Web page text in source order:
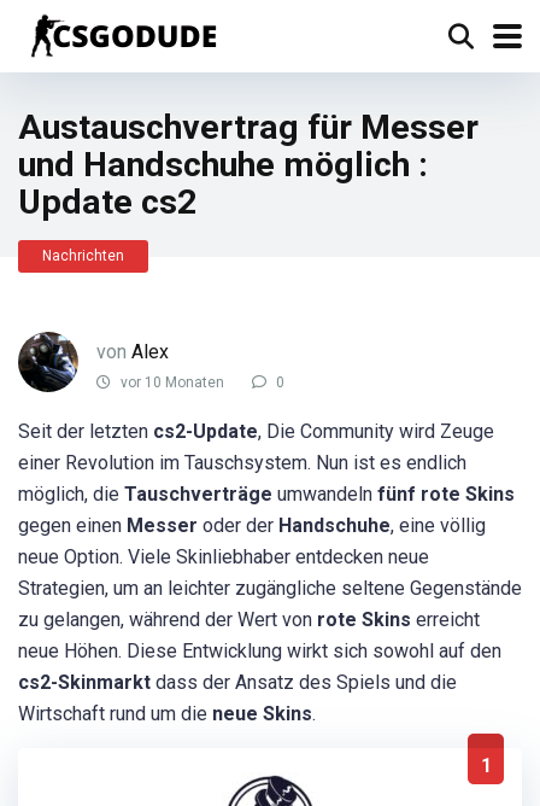
Austauschvertrag für Messer
und Handschuhe möglich :
Update cs2
Nachrichten
von Alex
vor 10 Monaten 0
Seit der letzten cs2-Update, Die Community wird Zeuge
einer Revolution im Tauschsystem. Nun ist es endlich
möglich, die Tauschverträge umwandeln fünf rote Skins
gegen einen Messer oder der Handschuhe, eine völlig
neue Option. Viele Skinliebhaber entdecken neue
Strategien, um an leichter zugängliche seltene Gegenstände
zu gelangen, während der Wert von rote Skins erreicht
neue Höhen. Diese Entwicklung wirkt sich sowohl auf den
cs2-Skinmarkt dass der Ansatz des Spiels und die
Wirtschaft rund um die neue Skins.
1